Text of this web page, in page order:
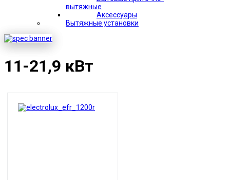
вытяжные
Аксессуары
Вытяжные установки
11-21,9 кВт